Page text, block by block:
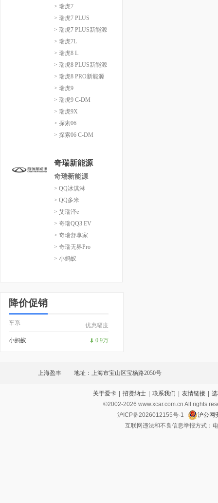
> 瑞虎7
> 瑞虎7 PLUS
> 瑞虎7 PLUS新能源
> 瑞虎7L
> 瑞虎8 L
> 瑞虎8 PLUS新能源
> 瑞虎8 PRO新能源
> 瑞虎9
> 瑞虎9 C-DM
> 瑞虎9X
> 探索06
> 探索06 C-DM
奇瑞新能源
奇瑞新能源
> QQ冰淇淋
> QQ多米
> 艾瑞泽e
> 奇瑞QQ3 EV
> 奇瑞舒享家
> 奇瑞无界Pro
> 小蚂蚁
降价促销
车系 优惠幅度
小蚂蚁 0.9万
上海盈丰 地址：上海市宝山区宝杨路2050号
关于爱卡 | 招贤纳士 | 联系我们 | 友情链接 |
©2002-2026 www.xcar.com.cn All rights
沪ICP备2026012155号-1
沪公网
互联网违法和不良信息举报方式：